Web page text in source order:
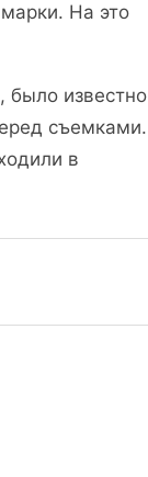
На это
было известно
съемками.
в